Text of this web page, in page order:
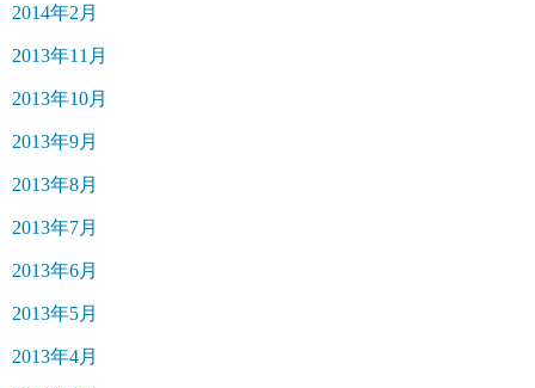
2014年2月
2013年11月
2013年10月
2013年9月
2013年8月
2013年7月
2013年6月
2013年5月
2013年4月